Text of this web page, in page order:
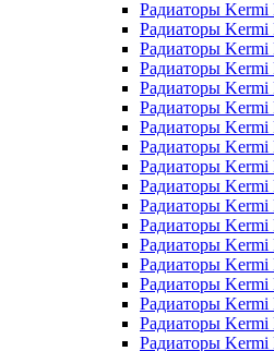
Радиаторы Kermi
Радиаторы Kermi
Радиаторы Kermi
Радиаторы Kermi
Радиаторы Kermi
Радиаторы
Радиаторы
Радиаторы
Радиаторы
Радиаторы
Радиаторы
Радиаторы
Радиаторы
Радиаторы
Радиаторы
Радиаторы
Радиаторы
Радиаторы